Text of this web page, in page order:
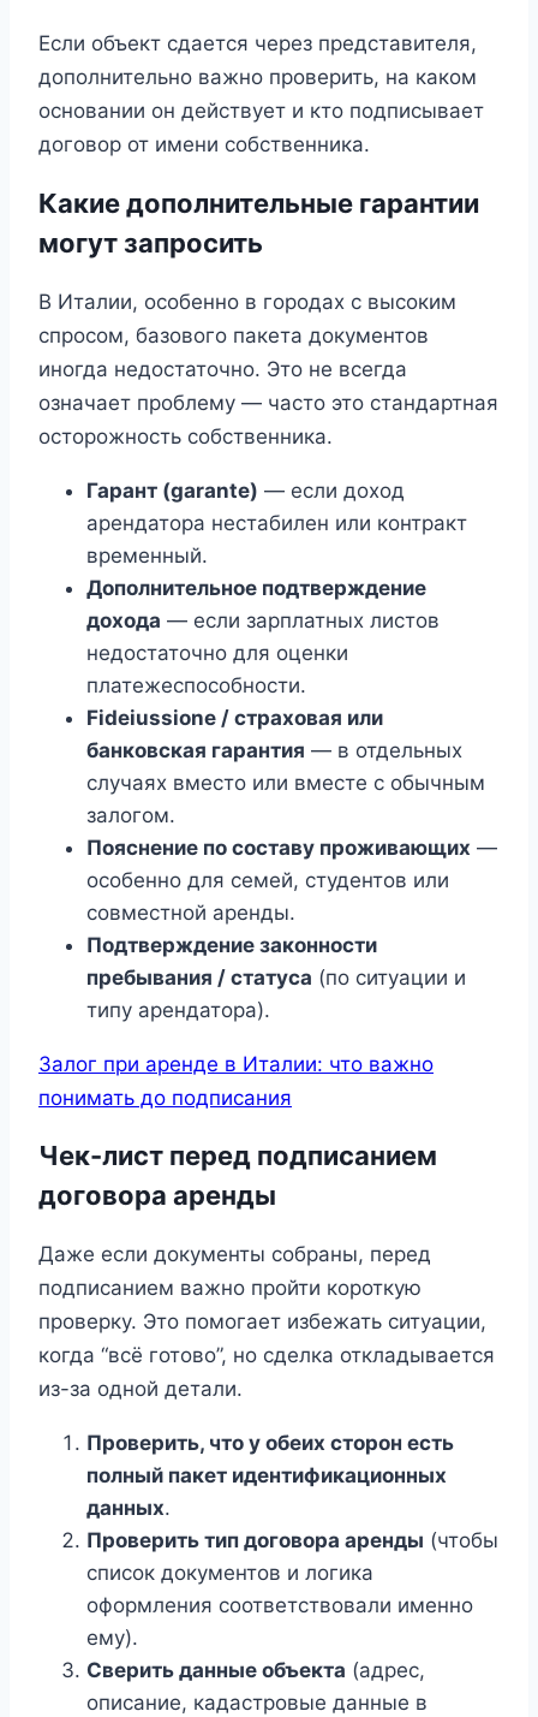
Если объект сдается через представителя,
дополнительно важно проверить, на каком
основании он действует и кто подписывает
договор от имени собственника.
Какие дополнительные гарантии
могут запросить
В Италии, особенно в городах с высоким
спросом, базового пакета документов
иногда недостаточно. Это не всегда
означает проблему — часто это стандартная
осторожность собственника.
Гарант (garante) — если доход
арендатора нестабилен или контракт
временный.
Дополнительное подтверждение
дохода — если зарплатных листов
недостаточно для оценки
платежеспособности.
Fideiussione / страховая или
банковская гарантия — в отдельных
случаях вместо или вместе с обычным
залогом.
Пояснение по составу проживающих —
особенно для семей, студентов или
совместной аренды.
Подтверждение законности
пребывания / статуса (по ситуации и
типу арендатора).
Залог при аренде в Италии: что важно
понимать до подписания
Чек-лист перед подписанием
договора аренды
Даже если документы собраны, перед
подписанием важно пройти короткую
проверку. Это помогает избежать ситуации,
когда “всё готово”, но сделка откладывается
из-за одной детали.
Проверить, что у обеих сторон есть
полный пакет идентификационных
данных.
Проверить тип договора аренды (чтобы
список документов и логика
оформления соответствовали именно
ему).
Сверить данные объекта (адрес,
описание, кадастровые данные в